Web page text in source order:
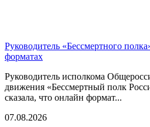
Руководитель «Бессмертного
форматах
Руководитель исполкома
движения «Бессмертный полк
сказала, что онлайн формат...
07.08.2026